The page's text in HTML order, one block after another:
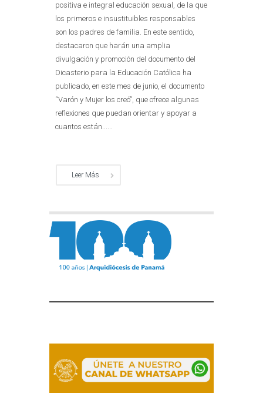
positiva e integral educación sexual, de la que
los primeros e insustituibles responsables
son los padres de familia. En este sentido,
destacaron que harán una amplia
divulgación y promoción del documento del
Dicasterio para la Educación Católica ha
publicado, en este mes de junio, el documento
“Varón y Mujer los creó”, que ofrece algunas
reflexiones que puedan orientar y apoyar a
cuantos están......
Leer Más